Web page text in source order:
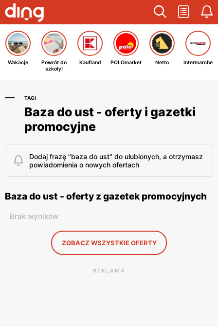
Wakacje
Powrót do
szkoły!
Kaufland POLOmarket Netto Intermarche
TAGI
Baza do ust - oferty i gazetki
promocyjne
Dodaj frazę "baza do ust" do ulubionych, a otrzymasz
powiadomienia o nowych ofertach
Baza do ust - oferty z gazetek promocyjnych
Brak wyników
ZOBACZ WSZYSTKIE OFERTY
REKLAMA